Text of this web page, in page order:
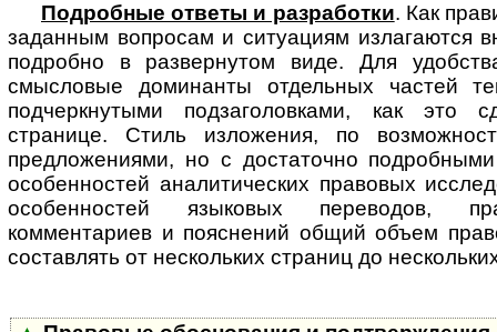
Подробные ответы и разработки. Как
заданным вопросам и ситуациям излагаются
подробно в развернутом виде. Для
смысловые доминанты отдельных частей
подчеркнутыми подзаголовками, как это
странице. Стиль изложения, по
предложениями, но с достаточно
особенностей аналитических правовых
особенностей языковых переводов,
комментариев и пояснений общий объем
составлять от нескольких страниц до